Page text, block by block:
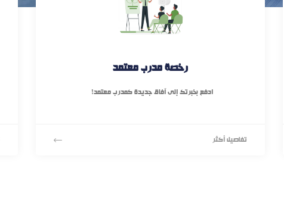
رخصة مدرب معتمد
ادفع بخبرتك إلى آفاق جديدة كمدرب معتمد!
تفاصيل أكثر